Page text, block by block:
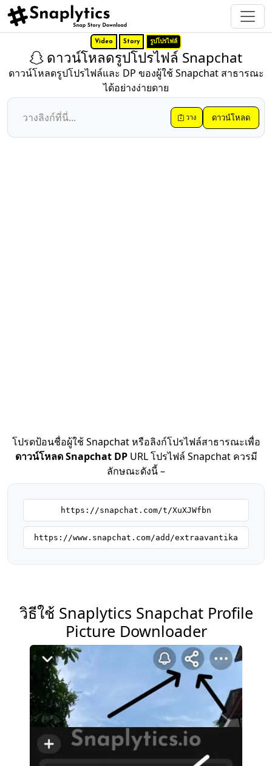
Video Story รูปโปรไฟล์
ดาวน์โหลดรูปโปรไฟล์ Snapchat
ดาวน์โหลดรูปโปรไฟล์และ DP ของผู้ใช้ Snapchat สาธารณะ
ได้อย่างง่ายดาย
วาง ดาวน์โหลด
โปรดป้อนชื่อผู้ใช้ Snapchat หรือลิงก์โปรไฟล์สาธารณะเพื่อ
ดาวน์โหลด Snapchat DPURL โปรไฟล์ Snapchat ควรมี
ลักษณะดังนี้ –
https://snapchat.com/t/XuXJWfbn
https://www.snapchat.com/add/extraavantika
วิธีใช้ Snaplytics Snapchat Profile
Picture Downloader